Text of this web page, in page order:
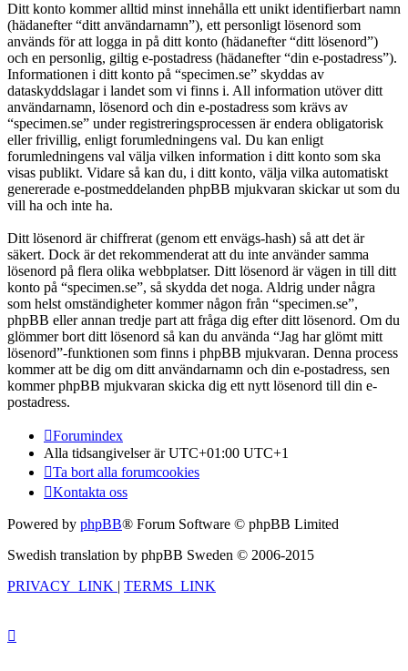
Ditt konto kommer alltid minst innehålla ett unikt identifierbart namn
(hädanefter “ditt användarnamn”), ett personligt lösenord som
används för att logga in på ditt konto (hädanefter “ditt lösenord”)
och en personlig, giltig e-postadress (hädanefter “din e-postadress”).
Informationen i ditt konto på “specimen.se” skyddas av
dataskyddslagar i landet som vi finns i. All information utöver ditt
användarnamn, lösenord och din e-postadress som krävs av
“specimen.se” under registreringsprocessen är endera obligatorisk
eller frivillig, enligt forumledningens val. Du kan enligt
forumledningens val välja vilken information i ditt konto som ska
visas publikt. Vidare så kan du, i ditt konto, välja vilka automatiskt
genererade e-postmeddelanden phpBB mjukvaran skickar ut som du
vill ha och inte ha.
Ditt lösenord är chiffrerat (genom ett envägs-hash) så att det är
säkert. Dock är det rekommenderat att du inte använder samma
lösenord på flera olika webbplatser. Ditt lösenord är vägen in till ditt
konto på “specimen.se”, så skydda det noga. Aldrig under några
som helst omständigheter kommer någon från “specimen.se”,
phpBB eller annan tredje part att fråga dig efter ditt lösenord. Om du
glömmer bort ditt lösenord så kan du använda “Jag har glömt mitt
lösenord”-funktionen som finns i phpBB mjukvaran. Denna process
kommer att be dig om ditt användarnamn och din e-postadress, sen
kommer phpBB mjukvaran skicka dig ett nytt lösenord till din e-
postadress.
Forumindex
Alla tidsangivelser är UTC+01:00 UTC+1
Ta bort alla forumcookies
Kontakta oss
Powered by phpBB® Forum Software © phpBB Limited
Swedish translation by phpBB Sweden © 2006-2015
PRIVACY_LINK | TERMS_LINK